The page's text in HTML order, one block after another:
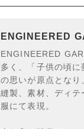
ENGINEERED
ENGINEERED
多く、「子供の頃
の思いが原点となり
縫製、素材、ディ
服にて表現。